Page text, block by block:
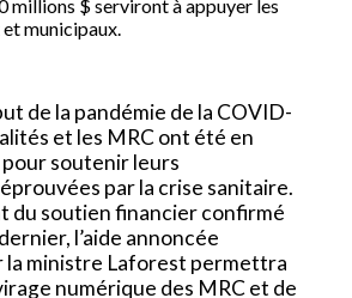
millions $ serviront à appuyer les
municipaux.
de la pandémie de la COVID-
et les MRC ont été en
soutenir leurs
par la crise sanitaire.
du soutien financier confirmé
l’aide annoncée
la ministre Laforest permettra
numérique des MRC et de